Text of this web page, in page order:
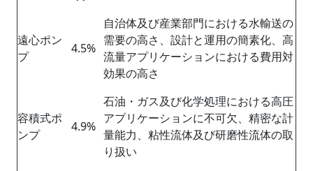
遠心ポン
プ
4.5%
自治体及び産業部門における水輸送の
需要の高さ、設計と​​運用の簡素化、高
流量アプリケーションにおける費用対
効果の高さ
容積式ポ
ンプ
4.9%
石油・ガス及び化学処理における高圧
アプリケーションに不可欠、精密な計
量能力、粘性流体及び研磨性流体の取
り扱い